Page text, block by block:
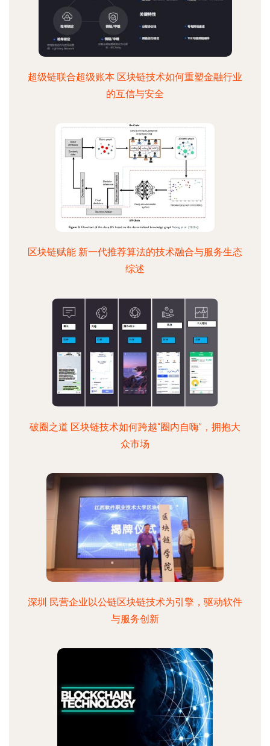
超级链联合超级账本 区块链技术如何重塑金融行业
的互信与安全
区块链赋能 新一代推荐算法的技术融合与服务生态
综述
破圈之道 区块链技术如何跨越“圈内自嗨”，拥抱大
众市场
深圳 民营企业以公链区块链技术为引擎，驱动软件
与服务创新